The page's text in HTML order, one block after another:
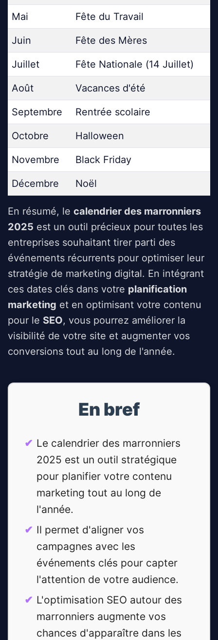
Mai Fête du Travail
Juin Fête des Mères
Juillet Fête Nationale (14 Juillet)
Août Vacances d'été
Septembre Rentrée scolaire
Octobre Halloween
Novembre Black Friday
Décembre Noël
En résumé, le calendrier des marronniers
2025 est un outil précieux pour toutes les
entreprises souhaitant tirer parti des
événements récurrents pour optimiser leur
stratégie de marketing digital. En intégrant
ces dates clés dans votre planification
marketing et en optimisant votre contenu
pour le SEO, vous pourrez améliorer la
visibilité de votre site et augmenter vos
conversions tout au long de l'année.
En bref
Le calendrier des marronniers
2025 est un outil stratégique
pour planifier votre contenu
marketing tout au long de
l'année.
Il permet d'aligner vos
campagnes avec les
événements clés pour capter
l'attention de votre audience.
L'optimisation SEO autour des
marronniers augmente vos
chances d'apparaître dans les